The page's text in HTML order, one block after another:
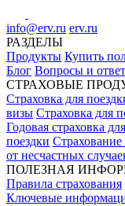
info@erv.ru erv.ru
РАЗДЕЛЫ
Продукты Купить
Блог Вопросы и
СТРАХОВЫЕ
Страховка для
визы Страховка для
Годовая страховка
поездки Страхование
от несчастных
ПОЛЕЗНАЯ
Правила страхования
Ключевые